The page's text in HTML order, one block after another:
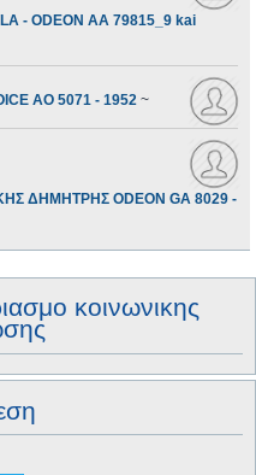
- ODEON AA 79815_9 kai
AO 5071 - 1952 ~
ΔΗΜΗΤΡΗΣ ODEON GA 8029 -
κοινωνικης